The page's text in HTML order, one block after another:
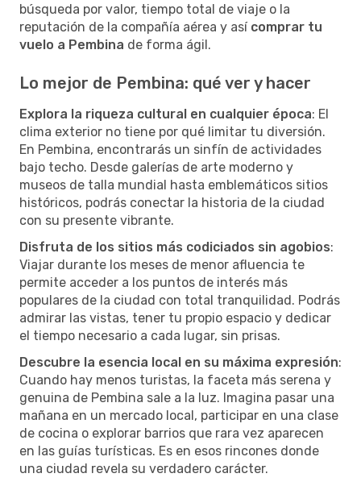
búsqueda por valor, tiempo total de viaje o la
reputación de la compañía aérea y así comprar tu
vuelo a Pembina de forma ágil.
Lo mejor de Pembina: qué ver y hacer
Explora la riqueza cultural en cualquier época: El
clima exterior no tiene por qué limitar tu diversión.
En Pembina, encontrarás un sinfín de actividades
bajo techo. Desde galerías de arte moderno y
museos de talla mundial hasta emblemáticos sitios
históricos, podrás conectar la historia de la ciudad
con su presente vibrante.
Disfruta de los sitios más codiciados sin agobios:
Viajar durante los meses de menor afluencia te
permite acceder a los puntos de interés más
populares de la ciudad con total tranquilidad. Podrás
admirar las vistas, tener tu propio espacio y dedicar
el tiempo necesario a cada lugar, sin prisas.
Descubre la esencia local en su máxima expresión:
Cuando hay menos turistas, la faceta más serena y
genuina de Pembina sale a la luz. Imagina pasar una
mañana en un mercado local, participar en una clase
de cocina o explorar barrios que rara vez aparecen
en las guías turísticas. Es en esos rincones donde
una ciudad revela su verdadero carácter.